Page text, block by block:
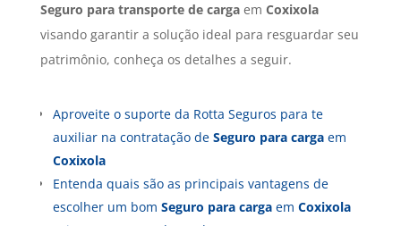
Seguro para transporte de cargaem Coxixola
visando garantir a solução ideal para resguardar seu
patrimônio, conheça os detalhes a seguir.
Aproveite o suporte da Rotta Seguros para te
auxiliar na contratação de Seguro para cargaem
Coxixola
Entenda quais são as principais vantagens de
escolher um bom Seguro para cargaem Coxixola